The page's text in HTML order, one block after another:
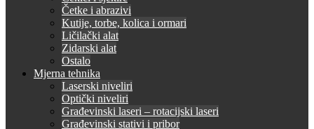
Četke i abrazivi
Kutije, torbe, kolica i ormari
Ličilački alat
Zidarski alat
Ostalo
Mjerna tehnika
Laserski niveliri
Optički niveliri
Građevinski laseri – rotacijski laseri
Građevinski stativi i pribor